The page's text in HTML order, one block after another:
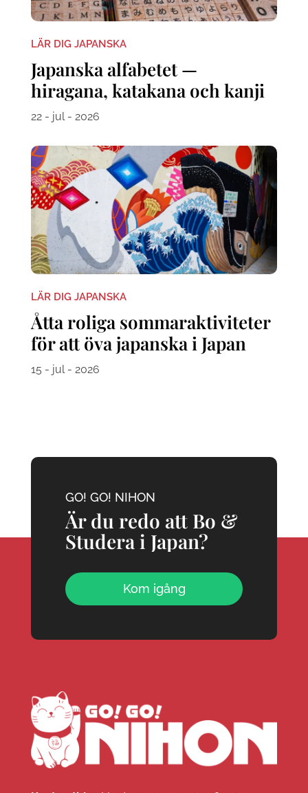
LÄR DIG JAPANSKA
Japanska alfabetet —
hiragana, katakana och kanji
22 - jul - 2026
LÄR DIG JAPANSKA
Åtta roliga sommaraktiviteter
för att öva japanska i Japan
15 - jul - 2026
GO! GO! NIHON
Är du redo att Bo &
Studera i Japan?
Kom igång